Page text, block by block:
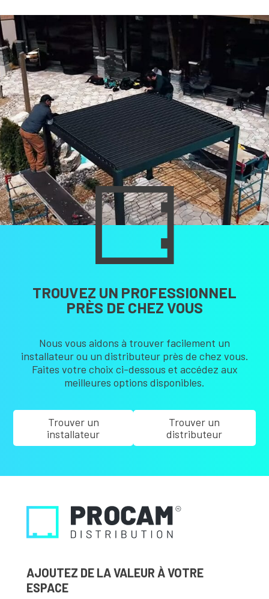
TROUVEZ UN PROFESSIONNEL
PRÈS DE CHEZ VOUS
Nous vous aidons à trouver facilement un
installateur ou un distributeur près de chez vous.
Faites votre choix ci-dessous et accédez aux
meilleures options disponibles.
Trouver un
installateur
Trouver un
distributeur
AJOUTEZ DE LA VALEUR À VOTRE
ESPACE